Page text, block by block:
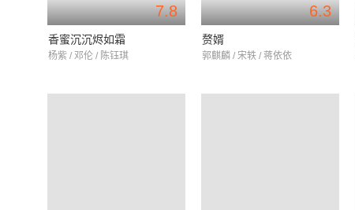
7.8
香蜜沉沉烬如霜
杨紫 / 邓伦 / 陈钰琪
6.3
赘婿
郭麒麟 / 宋轶 / 蒋依依